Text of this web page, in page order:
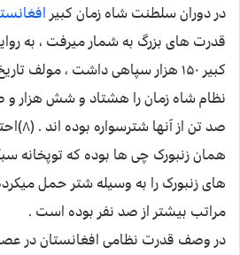
در دوران سلطنت شاه زمان کبیر
قدرت های بزرگ به شمار میرفت ، به
کبیر ۱۵۰ هزار سپاهی داشت ،
نظام شاه زمان را هشتاد و شش هزار
صد تن
همان زنبورک چی ها بوده که توپخانه
های زنبورک را به وسیله شتر حمل
مراتب بیشتر از صد نفر بوده است .
در وصف قدرت نظامی افغانستان در